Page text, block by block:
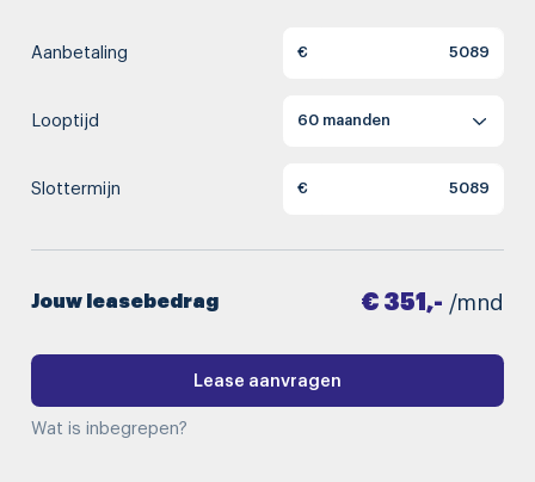
Aanbetaling €
Looptijd
Slottermijn €
Jouw leasebedrag € 351,- /mnd
Lease aanvragen
Wat is inbegrepen?